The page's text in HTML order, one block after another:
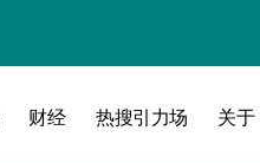
财经 热搜引力场 关于